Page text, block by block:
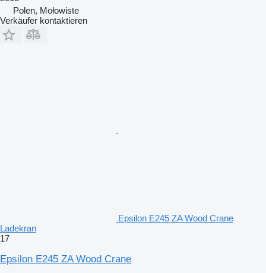
Polen, Mołowiste
Verkäufer kontaktieren
Epsilon E245 ZA Wood Crane
Ladekran
17
Epsilon E245 ZA Wood Crane